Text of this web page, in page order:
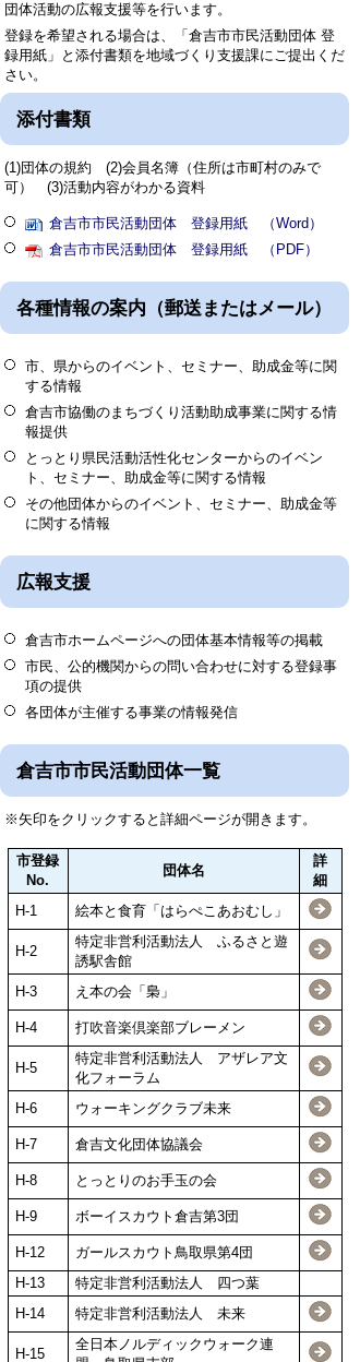
団体活動の広報支援等を行います。
登録を希望される場合は、「倉吉市市民活動団体 登
録用紙」と添付書類を地域づくり支援課にご提出くだ
さい。
添付書類
(1)団体の規約 (2)会員名簿（住所は市町村のみで
可） (3)活動内容がわかる資料
倉吉市市民活動団体 登録用紙 （Word）
倉吉市市民活動団体 登録用紙 （PDF）
各種情報の案内（郵送またはメール）
市、県からのイベント、セミナー、助成金等に関
する情報
倉吉市協働のまちづくり活動助成事業に関する情
報提供
とっとり県民活動活性化センターからのイベン
ト、セミナー、助成金等に関する情報
その他団体からのイベント、セミナー、助成金等
に関する情報
広報支援
倉吉市ホームページへの団体基本情報等の掲載
市民、公的機関からの問い合わせに対する登録事
項の提供
各団体が主催する事業の情報発信
倉吉市市民活動団体一覧
※矢印をクリックすると詳細ページが開きます。
市登録
No.
団体名
詳
細
H-1
絵本と食育「はらぺこあおむし」
H-2
特定非営利活動法人 ふるさと遊
誘駅舎館
H-3
え本の会「梟」
H-4 打吹音楽倶楽部ブレーメン
H-5
特定非営利活動法人 アザレア文
化フォーラム
H-6
ウォーキングクラブ未来
H-7 倉吉文化団体協議会
H-8 とっとりのお手玉の会
H-9 ボーイスカウト倉吉第3団
H-12
ガールスカウト鳥取県第4団
H-13
特定非営利活動法人 四つ葉
H-14
特定非営利活動法人 未来
H-15
全日本ノルディックウォーク連